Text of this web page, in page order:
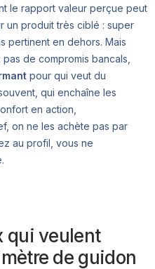
le rapport valeur perçue peut
un produit très ciblé : super
pertinent en dehors. Mais
de compromis bancals,
pour qui veut du
qui enchaîne les
en action,
on ne les achète pas par
au profil, vous ne
qui veulent
de guidon